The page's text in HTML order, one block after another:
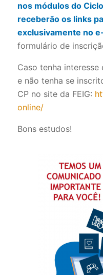
nos módulos do
receberão os links
exclusivamente no
formulário de
Caso tenha
e não tenha se
CP no site da FEIG:
online/
Bons estudos!